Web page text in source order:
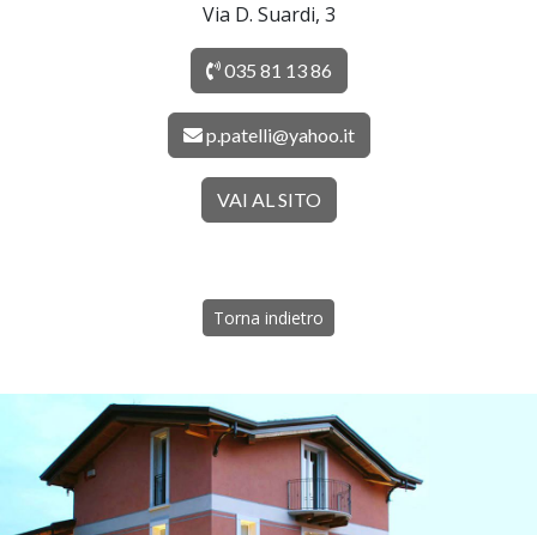
Via D. Suardi, 3
035 81 13 86
p.patelli@yahoo.it
VAI AL SITO
Torna indietro